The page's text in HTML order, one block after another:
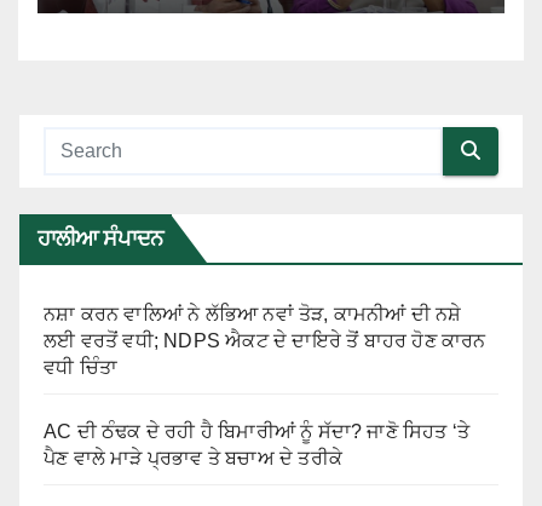
ਹਾਲੀਆ ਸੰਪਾਦਨ
ਨਸ਼ਾ ਕਰਨ ਵਾਲਿਆਂ ਨੇ ਲੱਭਿਆ ਨਵਾਂ ਤੋੜ, ਕਾਮਨੀਆਂ ਦੀ ਨਸ਼ੇ
ਲਈ ਵਰਤੋਂ ਵਧੀ; NDPS ਐਕਟ ਦੇ ਦਾਇਰੇ ਤੋਂ ਬਾਹਰ ਹੋਣ ਕਾਰਨ
ਵਧੀ ਚਿੰਤਾ
AC ਦੀ ਠੰਢਕ ਦੇ ਰਹੀ ਹੈ ਬਿਮਾਰੀਆਂ ਨੂੰ ਸੱਦਾ? ਜਾਣੋ ਸਿਹਤ ‘ਤੇ
ਪੈਣ ਵਾਲੇ ਮਾੜੇ ਪ੍ਰਭਾਵ ਤੇ ਬਚਾਅ ਦੇ ਤਰੀਕੇ